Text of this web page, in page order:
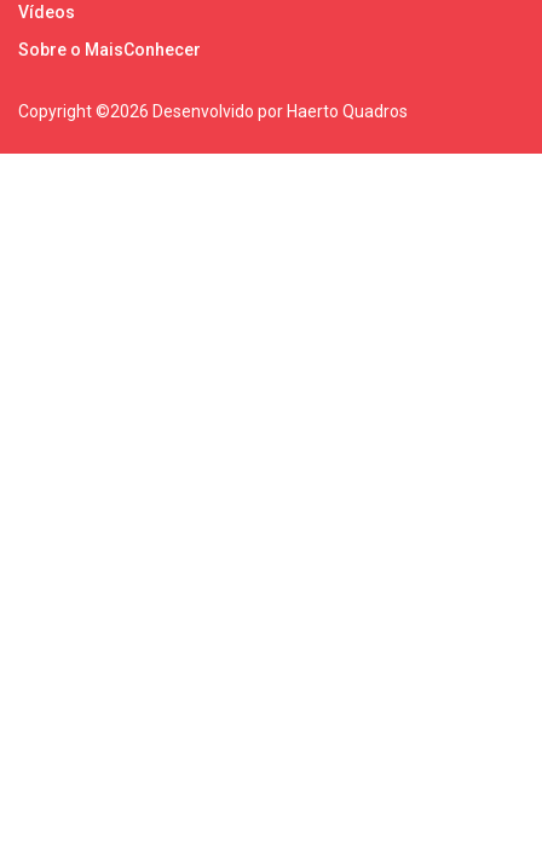
Vídeos
Sobre o MaisConhecer
Copyright ©2026 Desenvolvido por Haerto Quadros